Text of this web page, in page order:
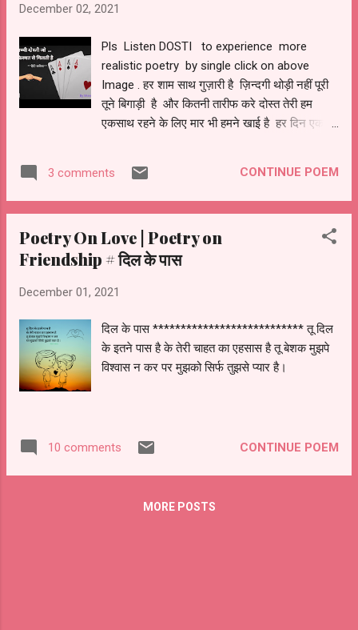
बस प्रेम की भाषा को ही। थे अरमान जिसके बस मिलके
अंजाम क्या होगा ? शीशा जिसके साथ खे...
December 02, 2021
Pls Listen DOSTI to experience more
realistic poetry by single click on above
Image . हर शाम साथ गुज़ारी है ज़िन्दगी थोड़ी नहीं पूरी
तूने बिगाड़ी है और कितनी तारीफ करे दोस्त तेरी हम
एकसाथ रहने के लिए मार भी हमने खाई है हर दिन एक
से तो पढाई न की कभी जितनी शिद्दत से निभी दोस्ती
अपनी माना शिकायत रही सबको हमसे बहुत फिर भी
यही बस दोस्ती को अपनी कभी नज़र लगे नहीं ।
3 comments CONTINUE POEM
Poetry On Love | Poetry on
Friendship # दिल के पास
December 01, 2021
दिल के पास *************************** तू दिल
के इतने पास है के तेरी चाहत का एहसास है तू बेशक मुझपे
विश्वास न कर पर मुझको सिर्फ तुझसे प्यार है।
10 comments CONTINUE POEM
MORE POSTS